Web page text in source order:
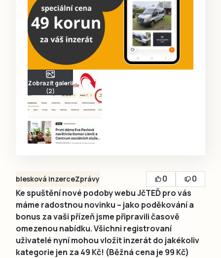
Zobrazit galerii
(2)
blesková inzerceZprávy 0
0
Ke spuštění nové podoby webu JčTEĎ pro vás
máme radostnou novinku – jako poděkování a
bonus za vaši přízeň jsme připravili časově
omezenou nabídku. Všichni registrovaní
uživatelé nyní mohou vložit inzerát do jakékoliv
kategorie jen za 49 Kč! (Běžná cena je 99 Kč)